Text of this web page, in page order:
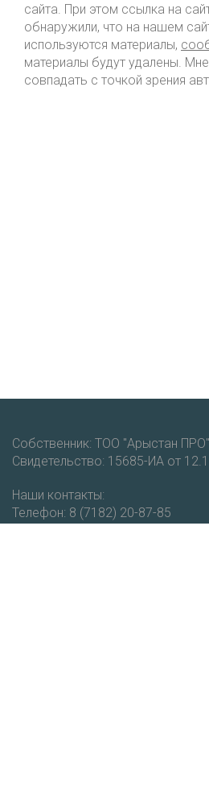
сайта. При этом ссылка на
обнаружили, что на нашем
используются материалы,
материалы будут удалены.
совпадать с точкой зрения
Собственник: ТОО "Арыстан ПРО"
Свидетельство: 15685-ИА от
Наши контакты:
Телефон: 8 (7182) 20-87-85